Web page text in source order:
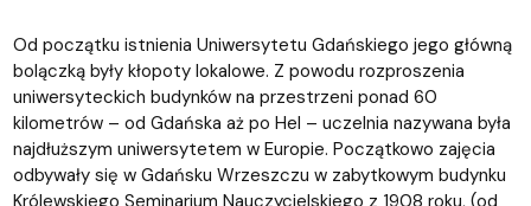
Od początku istnienia Uniwersytetu Gdańskiego jego główną
bolączką były kłopoty lokalowe. Z powodu rozproszenia
uniwersyteckich budynków na przestrzeni ponad 60
kilometrów – od Gdańska aż po Hel – uczelnia nazywana była
najdłuższym uniwersytetem w Europie. Początkowo zajęcia
odbywały się w Gdańsku Wrzeszczu w zabytkowym budynku
Królewskiego Seminarium Nauczycielskiego z 1908 roku, (od